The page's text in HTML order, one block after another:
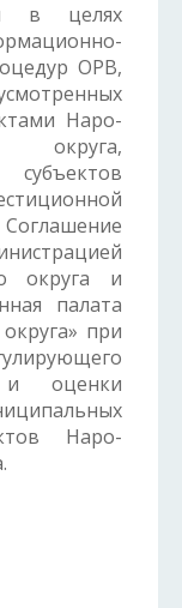
в целях
ОРВ,
Наро-
округа,
Соглашение
округа и
палата
при
и оценки
Наро-